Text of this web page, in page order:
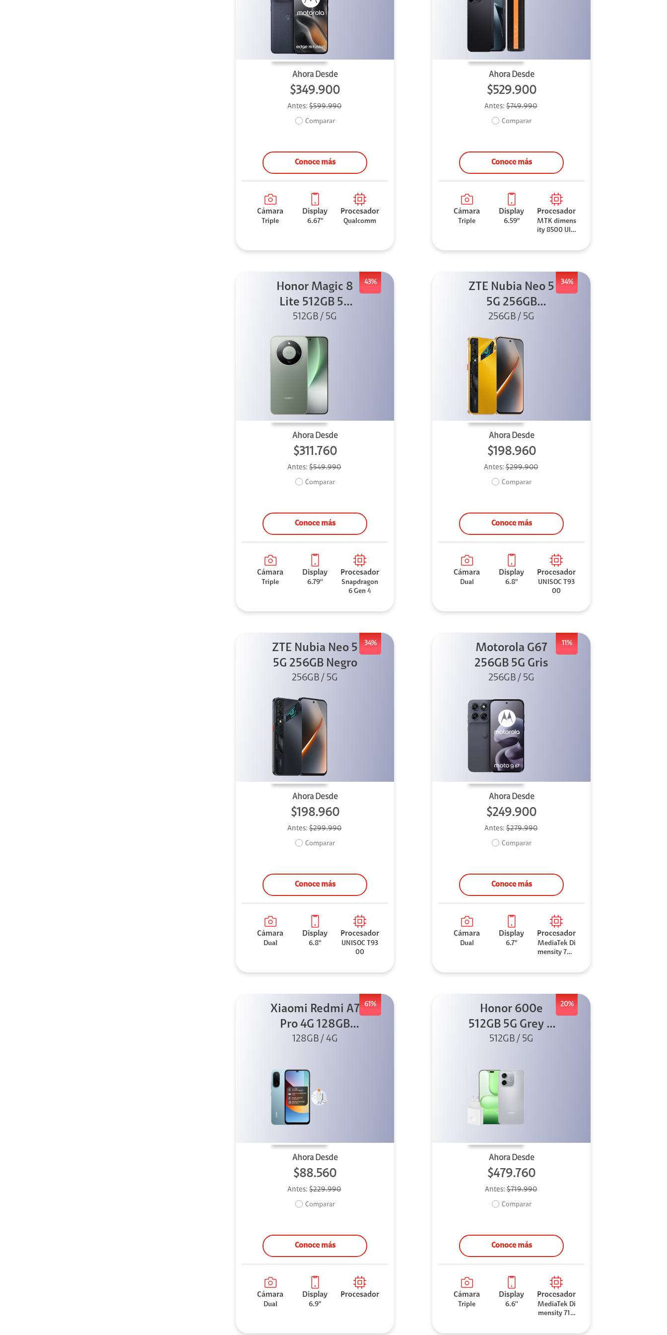
Ahora Desde
$349.900
Antes: $599.990
Comparar
Conoce más
Cámara
Triple
Display
6.67"
Procesador
Qualcomm
Ahora Desde
$529.900
Antes:$749.990
Comparar
Conoce más
Cámara
Triple
Display
6.59"
Procesador
MTK dimens
ity 8500 Ultr
43%
Honor Magic 8
Lite 512GB 5G
Verde
512GB / 5G
Ahora Desde
$311.760
Antes:$549.990
Comparar
Conoce más
Cámara
Triple
Display
6.79''
Procesador
Snapdragon
6 Gen 4
34%
ZTE Nubia Neo 5
5G 256GB
Dorado
256GB / 5G
Ahora Desde
$198.960
Antes: $299.900
Comparar
Conoce más
Cámara
Dual
Display
6.8"
Procesador
UNISOC T93
00
34%
ZTE Nubia Neo 5
5G 256GB Negro
256GB / 5G
Ahora Desde
$198.960
Antes: $299.990
Comparar
Conoce más
Cámara
Dual
Display
6.8"
Procesador
UNISOC T93
00
11%
Motorola G67
256GB 5G Gris
256GB / 5G
Ahora Desde
$249.900
Antes: $279.990
Comparar
Conoce más
Cámara
Dual
Display
6.7"
Procesador
MediaTek Di
mensity 706
61%
Xiaomi Redmi A7
Pro 4G 128GB
Azul + Cargador
128GB / 4G
Ahora Desde
$88.560
Antes:$229.990
Comparar
Conoce más
Cámara
Dual
Display
6.9"
Procesador
20%
Honor 600e
512GB 5G Grey +
45W
512GB / 5G
Ahora Desde
$479.760
Antes: $719.990
Comparar
Conoce más
Cámara
Triple
Display
6.6''
Procesador
MediaTek Di
mensity 710